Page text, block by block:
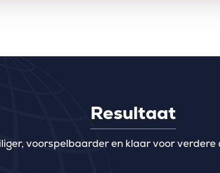
Resultaat
voorspelbaarder en klaar voor verdere